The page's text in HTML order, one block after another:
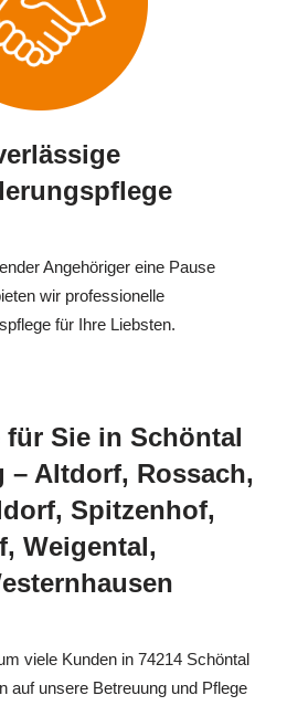
Angehöriger eine Pause
wir professionelle
für Ihre Liebsten.
für Sie in Schöntal
– Altdorf, Rossach,
Spitzenhof,
Weigental,
viele Kunden in 74214 Schöntal
auf unsere Betreuung und Pflege